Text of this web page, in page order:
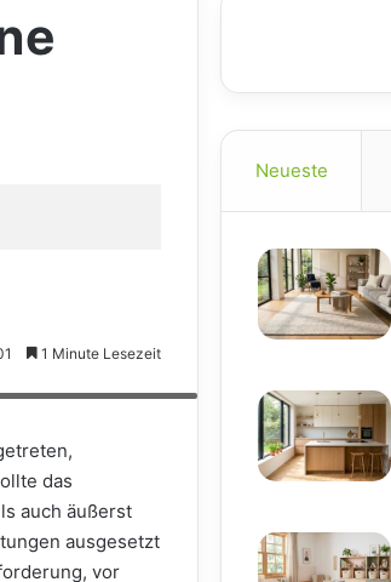
1 Minute Lesezeit
auch in Feuchträumen
das
auch äußerst
ausgesetzt
vor
Neueste